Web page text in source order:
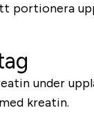
portionera
under
kreatin.